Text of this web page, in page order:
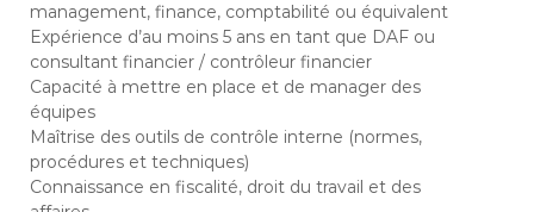
management, finance, comptabilité ou équivalent
Expérience d’au moins 5 ans en tant que DAF ou
consultant financier / contrôleur financier
Capacité à mettre en place et de manager des
équipes
Maîtrise des outils de contrôle interne (normes,
procédures et techniques)
Connaissance en fiscalité, droit du travail et des